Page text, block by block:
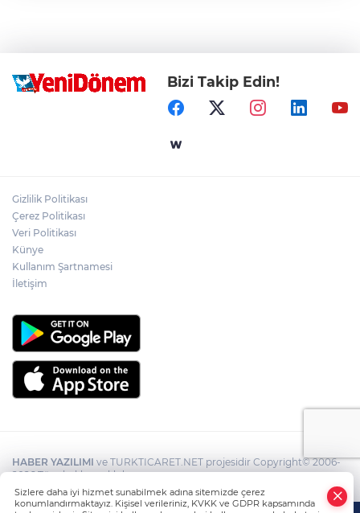
Bizi Takip Edin!
Gizlilik Politikası
Çerez Politikası
Veri Politikası
Künye
Kullanım Şartnamesi
İletişim
HABER YAZILIMI ve TURKTICARET.NET projesidir Copyright© 2006-
2026 Tüm hakları saklıdır.
Sizlere daha iyi hizmet sunabilmek adına sitemizde çerez
konumlandırmaktayız. Kişisel verileriniz, KVKK ve GDPR kapsamında